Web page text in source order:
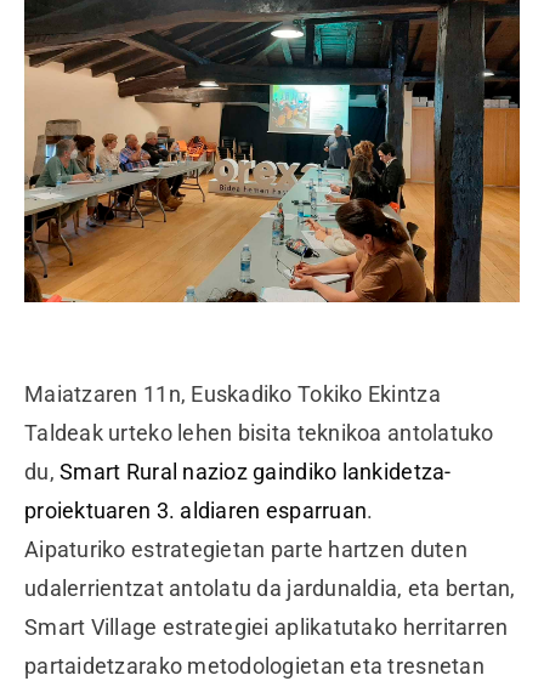
Maiatzaren 11n, Euskadiko Tokiko Ekintza
Taldeak urteko lehen bisita teknikoa antolatuko
du,Smart Rural nazioz gaindiko lankidetza-
proiektuaren 3. aldiaren esparruan.
Aipaturiko estrategietan parte hartzen duten
udalerrientzat antolatu da jardunaldia, eta bertan,
Smart Village estrategiei aplikatutako herritarren
partaidetzarako metodologietan eta tresnetan